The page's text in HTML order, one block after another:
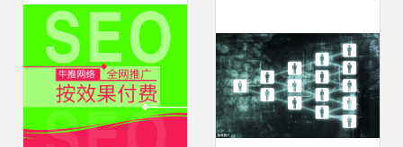
防控常态化下稳健
增长